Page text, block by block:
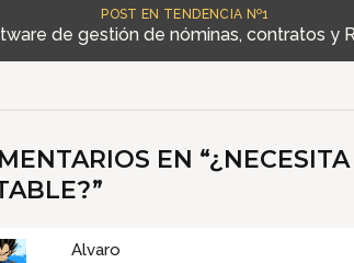
POST EN TENDENCIA Nº1
de gestión de nóminas, contratos y
EN “
”
Alvaro